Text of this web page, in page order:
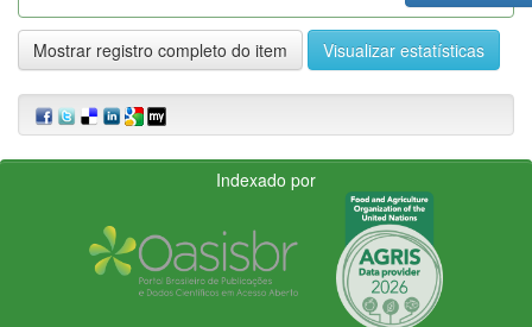
Mostrar registro completo do item Visualizar estatísticas
Indexado por